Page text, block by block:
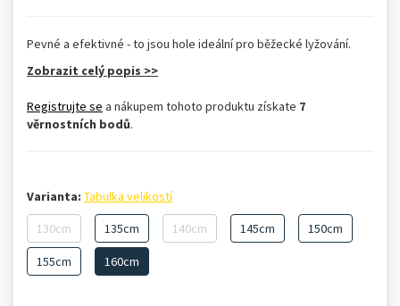
Pevné a efektivné - to jsou hole ideální pro běžecké lyžování.
Zobrazit celý popis >>
Registrujte se a nákupem tohoto produktu získate 7
věrnostních bodů.
Varianta: Tabulka velikostí
130cm
135cm 140cm 145cm 150cm
155cm 160cm